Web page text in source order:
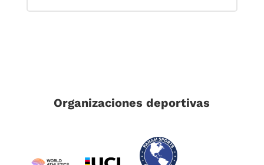
Organizaciones deportivas